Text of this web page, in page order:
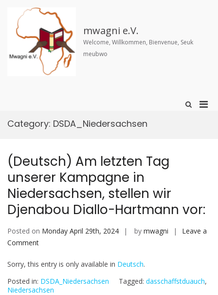
content
mwagni e.V.
Welcome, Willkommen, Bienvenue, Seuk
meubwo
Show
Category: DSDA_Niedersachsen
(Deutsch) Am letzten Tag
unserer Kampagne in
Niedersachsen, stellen wir
Djenabou Diallo-Hartmann vor:
Posted on Monday April 29th, 2024 by mwagni
Leave a
Commenton
Am
letzten
Tag
Sorry, this entry is only available in Deutsch.
Posted in: DSDA_Niedersachsen Tagged: dasschaffstduauch,
Niedersachsen